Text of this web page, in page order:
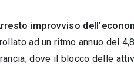
improvviso
ad un ritmo annuo del
dove il blocco delle